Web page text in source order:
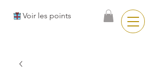
Voir les points